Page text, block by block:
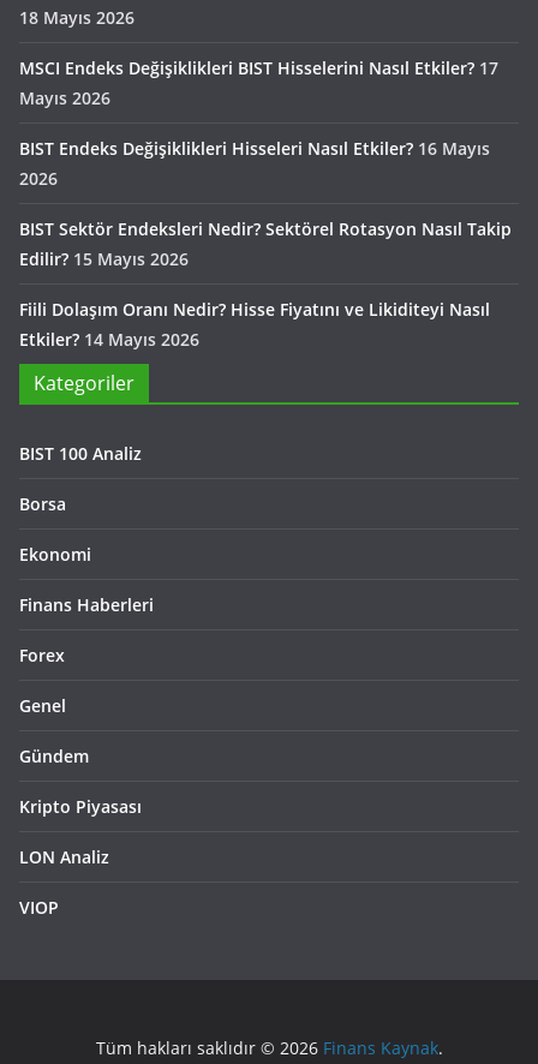
18 Mayıs 2026
MSCI Endeks Değişiklikleri BIST Hisselerini Nasıl Etkiler? 17
Mayıs 2026
BIST Endeks Değişiklikleri Hisseleri Nasıl Etkiler? 16 Mayıs
2026
BIST Sektör Endeksleri Nedir? Sektörel Rotasyon Nasıl Takip
Edilir? 15 Mayıs 2026
Fiili Dolaşım Oranı Nedir? Hisse Fiyatını ve Likiditeyi Nasıl
Etkiler? 14 Mayıs 2026
Kategoriler
BIST 100 Analiz
Borsa
Ekonomi
Finans Haberleri
Forex
Genel
Gündem
Kripto Piyasası
LON Analiz
VIOP
Tüm hakları saklıdır © 2026 Finans Kaynak.